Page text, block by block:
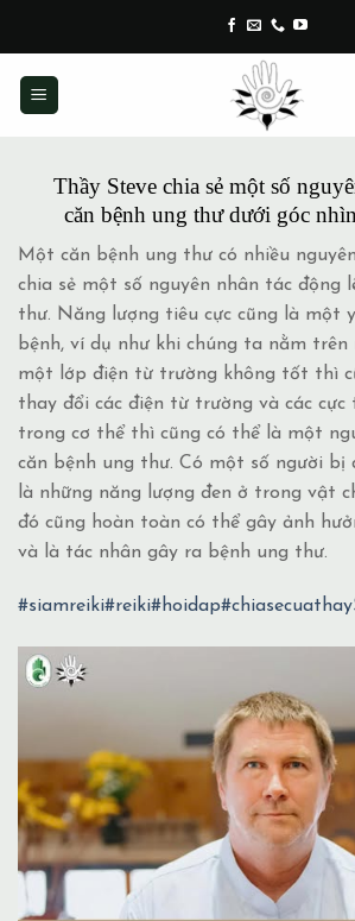
content
Thầy Steve chia sẻ một số
căn bệnh ung thư dưới góc
Một căn bệnh ung thư có nhiều
chia sẻ một số nguyên nhân tác động
thư. Năng lượng tiêu cực cũng là một
bệnh, ví dụ như khi chúng ta nằm trên
một lớp điện từ trường không tốt thì
thay đổi các điện từ trường và các cực
trong cơ thể thì cũng có thể là một
căn bệnh ung thư. Có một số người
là những năng lượng đen ở trong vật
đó cũng hoàn toàn có thể gây ảnh
và là tác nhân gây ra bệnh ung thư.
#siamreiki#reiki#hoidap